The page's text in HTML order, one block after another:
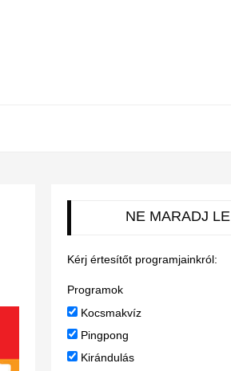
NE MARADJ LE
Kérj értesítőt programjainkról:
Programok
Kocsmakvíz
Pingpong
Kirándulás